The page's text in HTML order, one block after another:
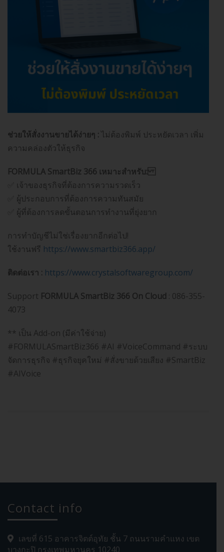
ช่วยให้สั่งงานขายได้ง่ายๆ : ไม่ต้องพิมพ์ ประหยัดเวลา เพิ่ม
ความคล่องตัวให้ธุรกิจ
FORMULA SmartBiz 366 เหมาะสำหรับ:
✅ เจ้าของธุรกิจที่ต้องการความรวดเร็ว
✅ ผู้ประกอบการที่ต้องการความทันสมัย
✅ ผู้ที่ต้องการลดขั้นตอนการทำงานที่ยุ่งยาก
การทำบัญชีไม่ใช่เรื่องยากอีกต่อไป!
ใช้งานฟรี https://www.smartbiz366.app/
ติดต่อเรา : https://www.crystalsoftwaregroup.com/
Support FORMULA SmartBiz 366 On Cloud : 086-355-
4073
** เป็น Add-on (มีค่าใช้จ่าย)
#FORMULASmartBiz366 #AI #VoiceCommand #ระบบ
จัดการธุรกิจ #ธุรกิจยุคใหม่ #สั่งขายด้วยเสียง #SmartBiz
#AIVoice
Contact info
เลขที่ 615 อาคารจิตต์อุทัย ชั้น 7 ถนนรามคำแหง เขต
บางกะปิ กรุงเทพมหานคร 10240